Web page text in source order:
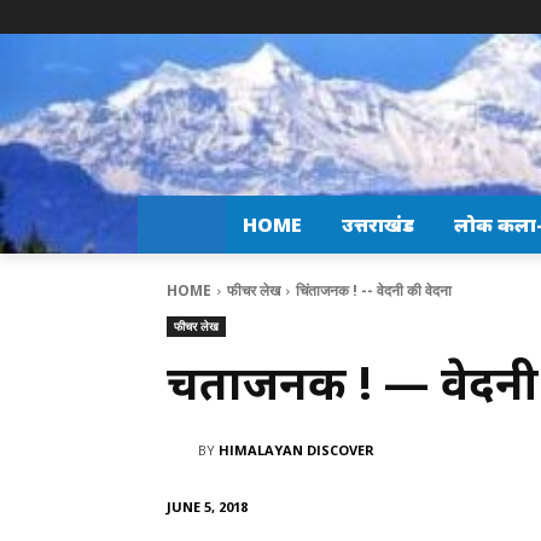
HOME उत्तराखंड लोक
HOME फीचर लेख चिंताजनक ! -- वेदनी की वेदना
फीचर लेख
चिंताजनक ! —
BY HIMALAYAN DISCOVER
JUNE 5, 2018